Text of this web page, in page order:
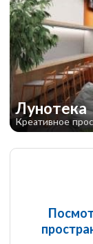
Лунотека
Креативное